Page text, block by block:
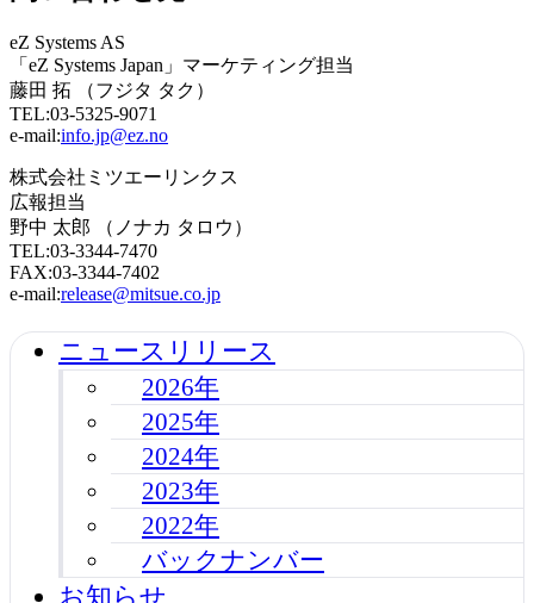
eZ Systems AS
「eZ Systems Japan」マーケティング担当
藤田 拓 （フジタ タク）
TEL:03-5325-9071
e-mail:info.jp@ez.no
株式会社ミツエーリンクス
広報担当
野中 太郎 （ノナカ タロウ）
TEL:03-3344-7470
FAX:03-3344-7402
e-mail:release@mitsue.co.jp
ニュースリリース
2026年
2025年
2024年
2023年
2022年
バックナンバー
お知らせ